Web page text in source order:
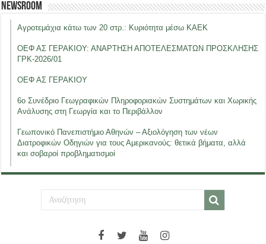
Newsroom
Αγροτεμάχια κάτω των 20 στρ.: Κυριότητα μέσω ΚΑΕΚ
ΟΕΦ ΑΣ ΓΕΡΑΚΙΟΥ: ΑΝΑΡΤΗΣΗ ΑΠΟΤΕΛΕΣΜΑΤΩΝ ΠΡΟΣΚΛΗΣΗΣ
ΓΡΚ-2026/01
ΟΕΦ ΑΣ ΓΕΡΑΚΙΟΥ
6ο Συνέδριο Γεωγραφικών Πληροφοριακών Συστημάτων και Χωρικής
Ανάλυσης στη Γεωργία και το Περιβάλλον
Γεωπονικό Πανεπιστήμιο Αθηνών – Αξιολόγηση των νέων
Διατροφικών Οδηγιών για τους Αμερικανούς: θετικά βήματα, αλλά
και σοβαροί προβληματισμοί